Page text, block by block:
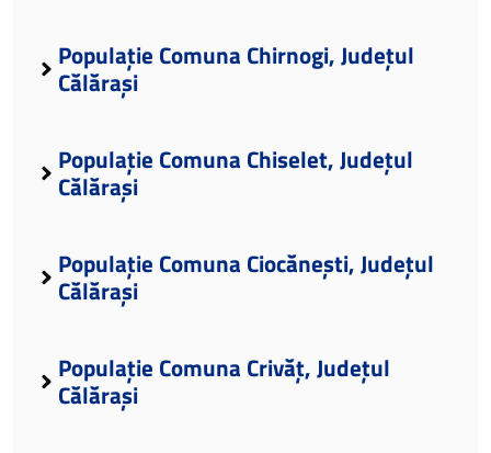
Populație Comuna Chirnogi, Județul
Călărași
Populație Comuna Chiselet, Județul
Călărași
Populație Comuna Ciocănești, Județul
Călărași
Populație Comuna Crivăț, Județul
Călărași